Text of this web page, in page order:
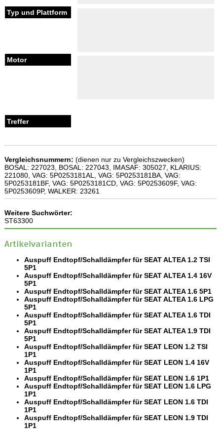
Vergleichsnummern: (dienen nur zu Vergleichszwecken)
BOSAL: 227023, BOSAL: 227043, IMASAF: 305027, KLARIUS:
221080, VAG: 5P0253181AL, VAG: 5P0253181BA, VAG:
5P0253181BF, VAG: 5P0253181CD, VAG: 5P0253609F, VAG:
5P0253609P, WALKER: 23261
Weitere Suchwörter:
ST63300
Artikelvarianten
Auspuff Endtopf/Schalldämpfer für SEAT ALTEA 1.2 TSI
5P1
Auspuff Endtopf/Schalldämpfer für SEAT ALTEA 1.4 16V
5P1
Auspuff Endtopf/Schalldämpfer für SEAT ALTEA 1.6 5P1
Auspuff Endtopf/Schalldämpfer für SEAT ALTEA 1.6 LPG
5P1
Auspuff Endtopf/Schalldämpfer für SEAT ALTEA 1.6 TDI
5P1
Auspuff Endtopf/Schalldämpfer für SEAT ALTEA 1.9 TDI
5P1
Auspuff Endtopf/Schalldämpfer für SEAT LEON 1.2 TSI
1P1
Auspuff Endtopf/Schalldämpfer für SEAT LEON 1.4 16V
1P1
Auspuff Endtopf/Schalldämpfer für SEAT LEON 1.6 1P1
Auspuff Endtopf/Schalldämpfer für SEAT LEON 1.6 LPG
1P1
Auspuff Endtopf/Schalldämpfer für SEAT LEON 1.6 TDI
1P1
Auspuff Endtopf/Schalldämpfer für SEAT LEON 1.9 TDI
1P1